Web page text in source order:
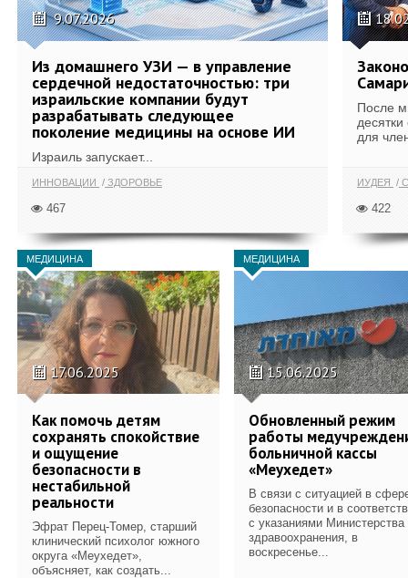
9.07.2026
Из домашнего УЗИ — в управление
сердечной недостаточностью: три
израильские компании будут
разрабатывать следующее
поколение медицины на основе ИИ
Израиль запускает...
ИННОВАЦИИ ЗДОРОВЬЕ
467
После
для
ИУДЕЯ
422
МЕДИЦИНА
17.06.2025
Как помочь детям
сохранять спокойствие
и ощущение
безопасности в
нестабильной
реальности
Эфрат Перец-Томер, старший
клинический психолог южного
округа «Меухедет»,
объясняет, как создать...
МЕДИЦИНА
15.06.2025
Обновленный режим
работы
больничной кассы
«Меухедет»
В связи с ситуацией в
безопасности и в
с указаниями Министерства
здравоохранения, в
воскресенье...